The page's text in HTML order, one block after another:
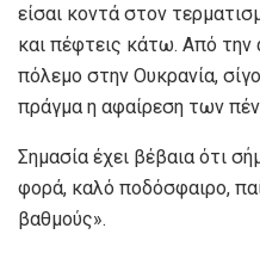
είσαι κοντά στον
και πέφτεις κάτω. Από την
πόλεμο στην Ουκρανία,
πράγμα η αφαίρεση των
Σημασία έχει βέβαια ότι
φορά, καλό ποδόσφαιρο,
βαθμούς».